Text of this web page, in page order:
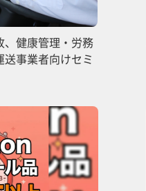
、健康管理・労務
事業者向けセミ